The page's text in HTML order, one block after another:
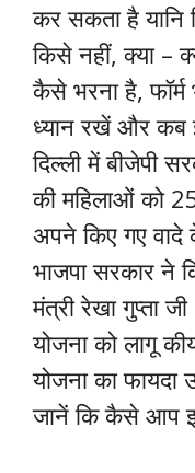
कर सकता है यानि
किसे नहीं, क्या –
कैसे भरना है,
ध्यान रखें और कब
दिल्ली में बीजेपी
की महिलाओं को
अपने किए गए
भाजपा सरकार ने
मंत्री रेखा गुप्ता
योजना को लागू
योजना का
जानें कि कैसे आप